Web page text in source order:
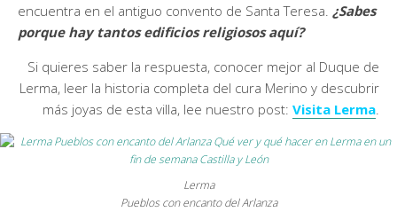
encuentra en el antiguo convento de Santa Teresa. ¿Sabes
porque hay tantos edificios religiosos aquí?
Si quieres saber la respuesta, conocer mejor al Duque de
Lerma, leer la historia completa del cura Merino y descubrir
más joyas de esta villa, lee nuestro post: Visita Lerma
Lerma
Pueblos con encanto del Arlanza